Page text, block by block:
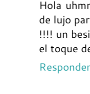
Hola
de lujo
!!!! un
el toque
Responder